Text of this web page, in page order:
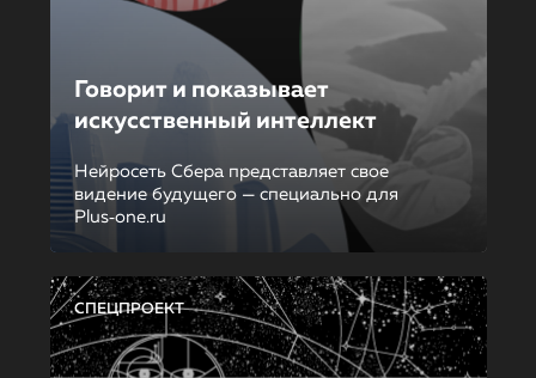
Говорит и показывает
искусственный интеллект
Нейросеть Сбера представляет свое
видение будущего — специально для
Plus‑one.ru
СПЕЦПРОЕКТ